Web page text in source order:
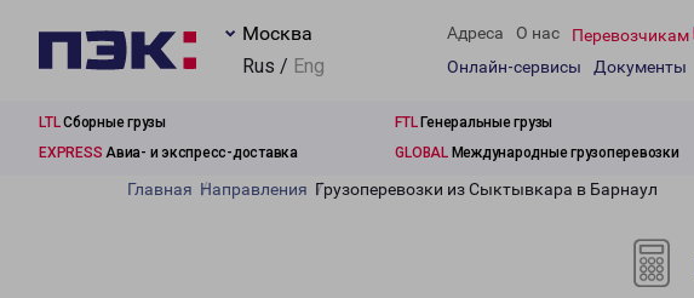
Москва
Rus / Eng
Адреса О нас Перевозчикам
Онлайн-сервисы
Документы
LTLСборные грузы FTLГенеральные грузы
EXPRESS Авиа- и экспресс-доставка GLOBALМеждународные грузоперевозки
Главная Направления Грузоперевозки из Сыктывкара в Барнаул